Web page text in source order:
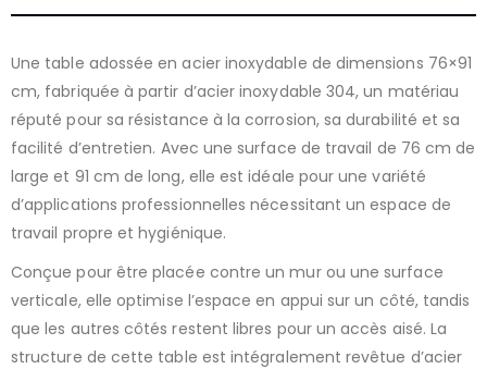
Une table adossée en acier inoxydable de dimensions 76×91
cm, fabriquée à partir d’acier inoxydable 304, un matériau
réputé pour sa résistance à la corrosion, sa durabilité et sa
facilité d’entretien. Avec une surface de travail de 76 cm de
large et 91 cm de long, elle est idéale pour une variété
d’applications professionnelles nécessitant un espace de
travail propre et hygiénique.
Conçue pour être placée contre un mur ou une surface
verticale, elle optimise l’espace en appui sur un côté, tandis
que les autres côtés restent libres pour un accès aisé. La
structure de cette table est intégralement revêtue d’acier